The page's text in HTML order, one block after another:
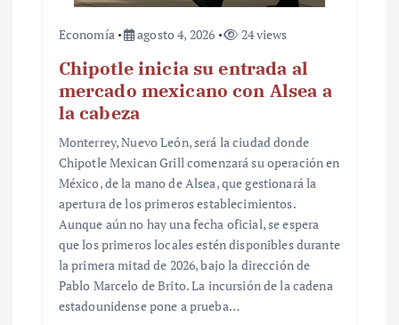
Economía agosto 4, 2026 24 views
Chipotle inicia su entrada al
mercado mexicano con Alsea a
la cabeza
Monterrey, Nuevo León, será la ciudad donde
Chipotle Mexican Grill comenzará su operación en
México, de la mano de Alsea, que gestionará la
apertura de los primeros establecimientos.
Aunque aún no hay una fecha oficial, se espera
que los primeros locales estén disponibles durante
la primera mitad de 2026, bajo la dirección de
Pablo Marcelo de Brito. La incursión de la cadena
estadounidense pone a prueba…